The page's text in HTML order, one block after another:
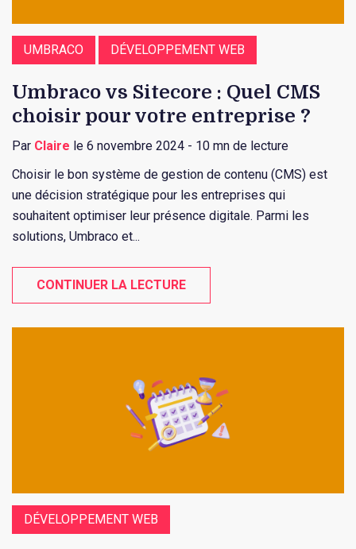
UMBRACO DÉVELOPPEMENT WEB
Umbraco vs Sitecore : Quel CMS
choisir pour votre entreprise ?
Par Claire le 6 novembre 2024 - 10 mn de lecture
Choisir le bon système de gestion de contenu (CMS) est
une décision stratégique pour les entreprises qui
souhaitent optimiser leur présence digitale. Parmi les
solutions, Umbraco et...
CONTINUER LA LECTURE
DÉVELOPPEMENT WEB